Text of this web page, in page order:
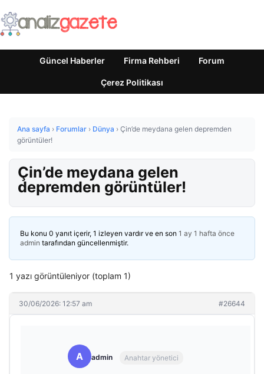
Güncel Haberler Firma Rehberi Forum
Çerez Politikası
Ana sayfa › Forumlar › Dünya › Çin’de meydana gelen depremden
görüntüler!
Çin’de meydana gelen
depremden görüntüler!
Bu konu 0 yanıt içerir, 1 izleyen vardır ve en son 1 ay 1 hafta önce
admin tarafından güncellenmiştir.
1 yazı görüntüleniyor (toplam 1)
30/06/2026: 12:57 am #26644
A admin Anahtar yönetici